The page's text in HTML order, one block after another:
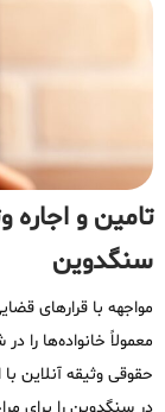
تامین و اجاره
سنگدوین
مواجهه با قرارهای
معمولاً خانواده‌ها را
حقوقی وثیقه آنلاین
در سنگدوین را برای